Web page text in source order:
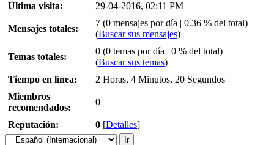
Última visita:
29-04-2016, 02:11 PM
Mensajes totales:
7 (0 mensajes por día | 0.36 % del total)
(Buscar sus mensajes)
Temas totales:
0 (0 temas por día | 0 % del total)
(Buscar sus temas)
Tiempo en línea:
2 Horas, 4 Minutos, 20 Segundos
Miembros
recomendados:
0
Reputación: 0 [Detalles]